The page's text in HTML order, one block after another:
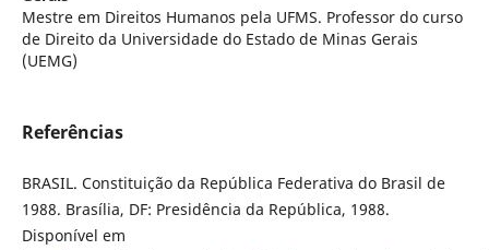
Mestre em Direitos Humanos pela UFMS. Professor do curso
de Direito da Universidade do Estado de Minas Gerais
(UEMG)
Referências
BRASIL. Constituição da República Federativa do Brasil de
1988. Brasília, DF: Presidência da República, 1988.
Disponível em